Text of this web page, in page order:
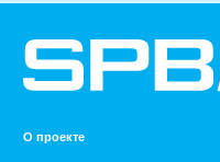
О проекте